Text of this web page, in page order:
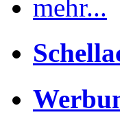
mehr...